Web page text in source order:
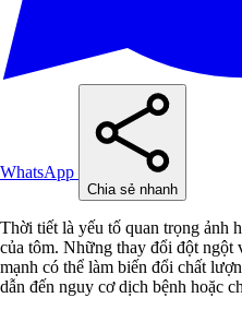
WhatsApp
Chia sẻ nhanh
Thời tiết là yếu tố quan trọng ảnh
của tôm. Những thay đổi đột ngột
mạnh có thể làm biến đổi chất
dẫn đến nguy cơ dịch bệnh hoặc